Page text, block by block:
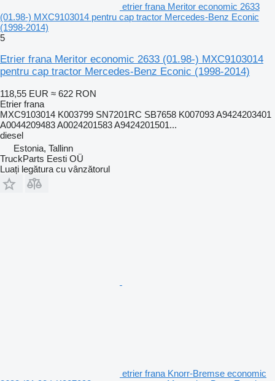
etrier frana Meritor economic 2633
(01.98-) MXC9103014 pentru cap tractor Mercedes-Benz Econic
(1998-2014)
5
Etrier frana Meritor economic 2633 (01.98-) MXC9103014
pentru cap tractor Mercedes-Benz Econic (1998-2014)
118,55 EUR ≈ 622 RON
Etrier frana
MXC9103014 K003799 SN7201RC SB7658 K007093 A9424203401
A0044209483 A0024201583 A9424201501...
diesel
Estonia, Tallinn
TruckParts Eesti OÜ
Luați legătura cu vânzătorul
etrier frana Knorr-Bremse economic